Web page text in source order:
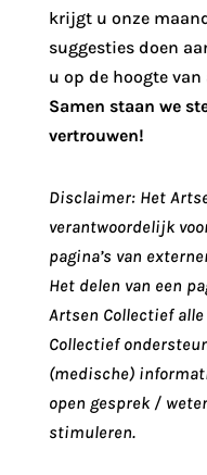
krijgt u onze
suggesties doen
u op de hoogte
Samen staan we
vertrouwen!
Disclaimer: Het
verantwoordelijk
pagina’s van
Het delen van een
Artsen Collectief
Collectief
(medische)
open gesprek /
stimuleren.